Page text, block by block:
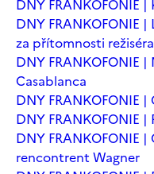
DNY FRANKOFONIE
DNY FRANKOFONIE
za přítomnosti
DNY FRANKOFONIE
Casablanca
DNY FRANKOFONIE |
DNY FRANKOFONIE |
DNY FRANKOFONIE
rencontrent Wagner